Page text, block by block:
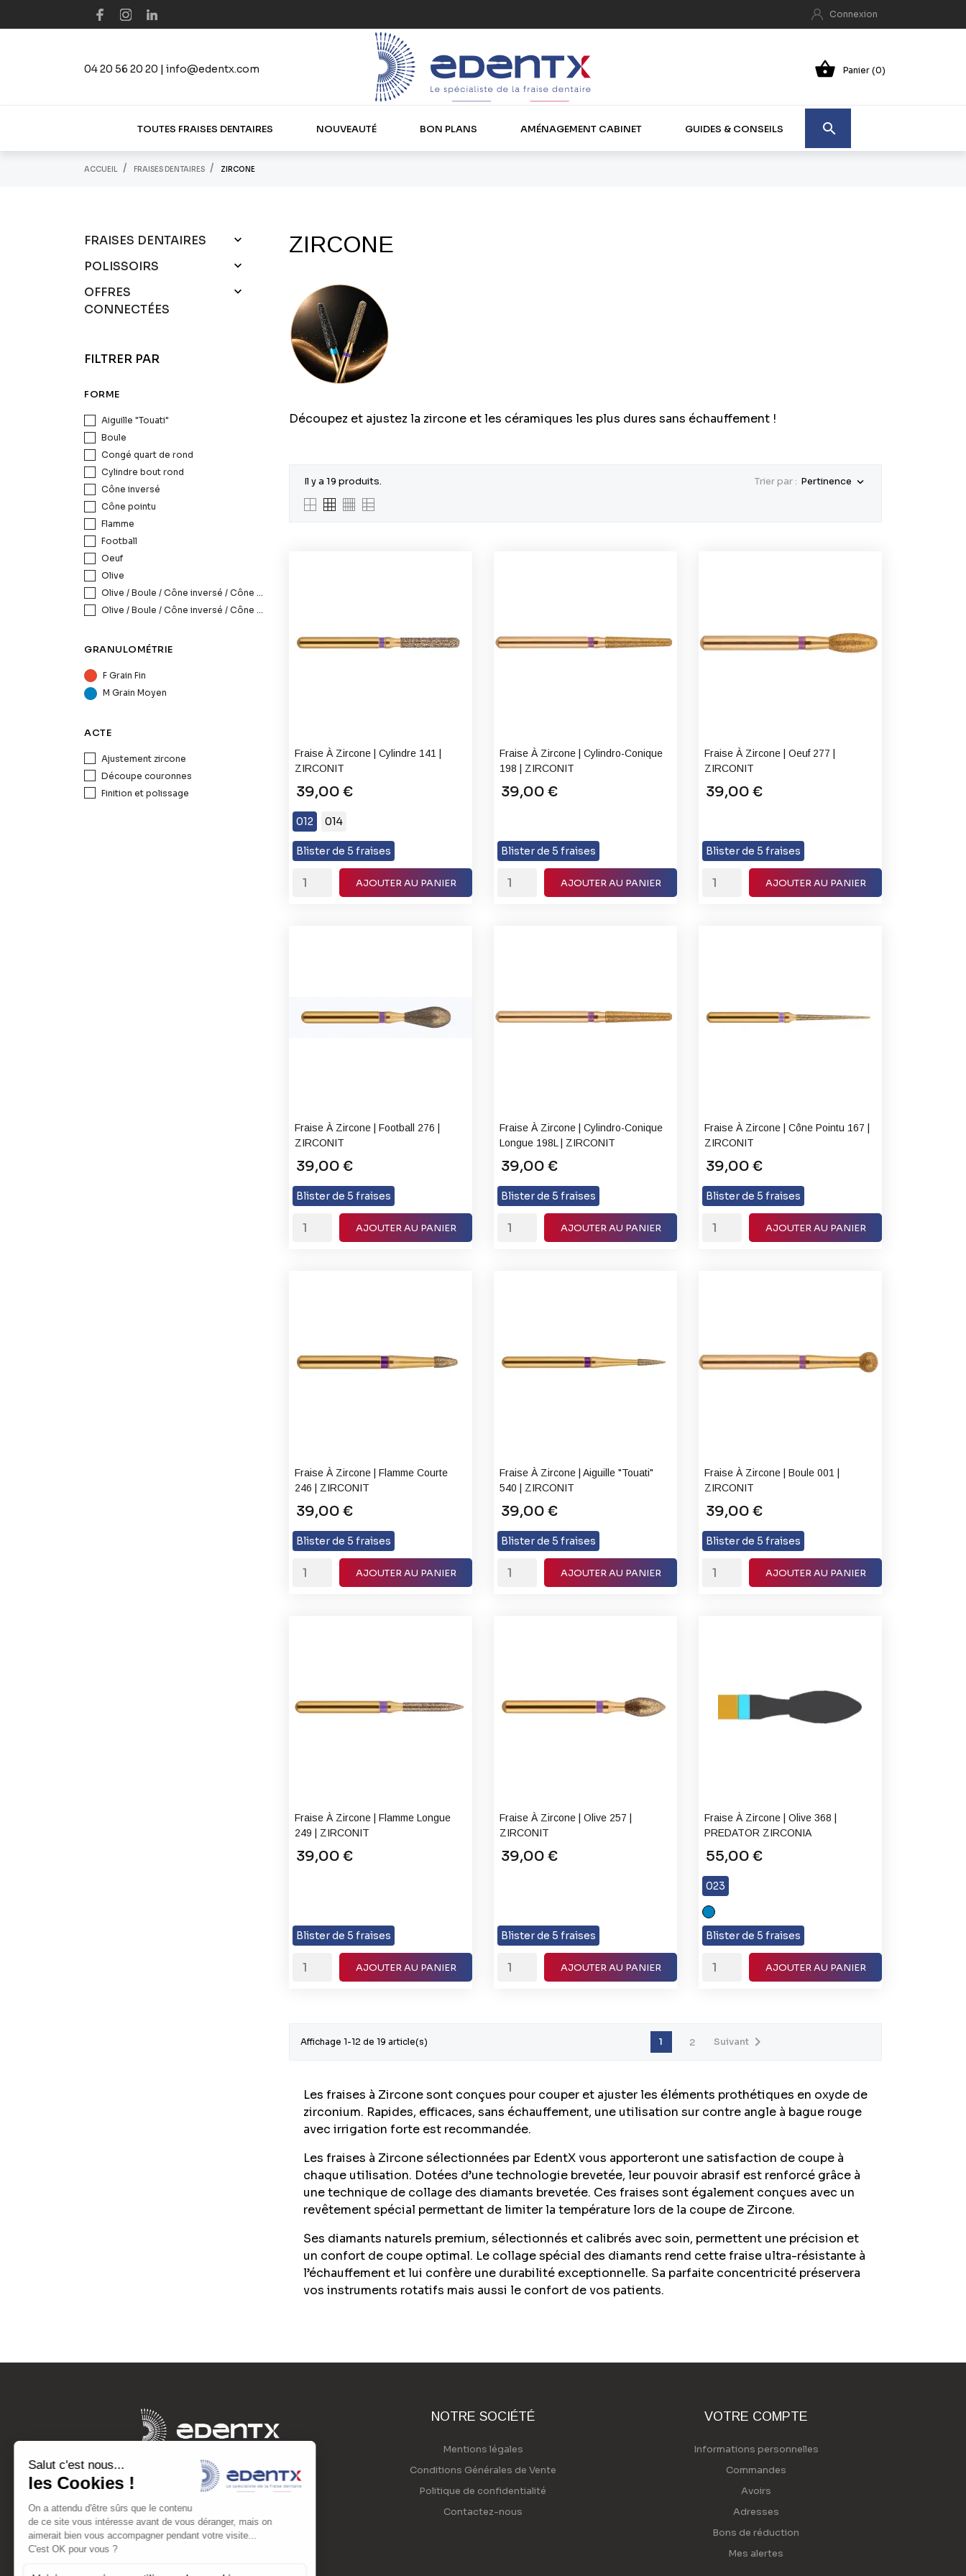
Connexion
04 20 56 20 20 | info@edentx.com  Panier (0)
TOUTES FRAISES DENTAIRES NOUVEAUTÉ BON PLANS AMÉNAGEMENT CABINET GUIDES & CONSEILS 
ACCUEIL FRAISES DENTAIRES ZIRCONE
FRAISES DENTAIRES 
POLISSOIRS 
OFFRES
CONNECTÉES

FILTRER PAR
FORME
Aiguille "Touati"
Boule
Congé quart de rond
Cylindre bout rond
Cône inversé
Cône pointu
Flamme
Football
Oeuf
Olive
Olive / Boule / Cône inversé / Cône bout rond
Olive / Boule / Cône inversé / Cône bout rond
GRANULOMÉTRIE
F Grain Fin
M Grain Moyen
ACTE
Ajustement zircone
Découpe couronnes
Finition et polissage
ZIRCONE
Découpez et ajustez la zircone et les céramiques les plus dures sans échauffement !
Il y a 19 produits. Trier par : Pertinence 
Fraise À Zircone | Cylindre 141 |
ZIRCONIT
39,00 €
012 014
Blister de 5 fraises
AJOUTER AU PANIER
Fraise À Zircone | Cylindro-Conique
198 | ZIRCONIT
39,00 €
Blister de 5 fraises
AJOUTER AU PANIER
Fraise À Zircone | Oeuf 277 |
ZIRCONIT
39,00 €
Blister de 5 fraises
AJOUTER AU PANIER
Fraise À Zircone | Football 276 |
ZIRCONIT
39,00 €
Blister de 5 fraises
AJOUTER AU PANIER
Fraise À Zircone | Cylindro-Conique
Longue 198L | ZIRCONIT
39,00 €
Blister de 5 fraises
AJOUTER AU PANIER
Fraise À Zircone | Cône Pointu 167 |
ZIRCONIT
39,00 €
Blister de 5 fraises
AJOUTER AU PANIER
Fraise À Zircone | Flamme Courte
246 | ZIRCONIT
39,00 €
Blister de 5 fraises
AJOUTER AU PANIER
Fraise À Zircone | Aiguille "Touati"
540 | ZIRCONIT
39,00 €
Blister de 5 fraises
AJOUTER AU PANIER
Fraise À Zircone | Boule 001 |
ZIRCONIT
39,00 €
Blister de 5 fraises
AJOUTER AU PANIER
Fraise À Zircone | Flamme Longue
249 | ZIRCONIT
39,00 €
Blister de 5 fraises
AJOUTER AU PANIER
Fraise À Zircone | Olive 257 |
ZIRCONIT
39,00 €
Blister de 5 fraises
AJOUTER AU PANIER
Fraise À Zircone | Olive 368 |
PREDATOR ZIRCONIA
55,00 €
023
M
Grain
Moyen
Blister de 5 fraises
AJOUTER AU PANIER
Affichage 1-12 de 19 article(s) 1 2 Suivant 
Les fraises à Zircone sont conçues pour couper et ajuster les éléments prothétiques en oxyde de
zirconium. Rapides, efficaces, sans échauffement, une utilisation sur contre angle à bague rouge
avec irrigation forte est recommandée.
Les fraises à Zircone sélectionnées par EdentX vous apporteront une satisfaction de coupe à
chaque utilisation. Dotées d’une technologie brevetée, leur pouvoir abrasif est renforcé grâce à
une technique de collage des diamants brevetée. Ces fraises sont également conçues avec un
revêtement spécial permettant de limiter la température lors de la coupe de Zircone.
Ses diamants naturels premium, sélectionnés et calibrés avec soin, permettent une précision et
un confort de coupe optimal. Le collage spécial des diamants rend cette fraise ultra-résistante à
l’échauffement et lui confère une durabilité exceptionnelle. Sa parfaite concentricité préservera
vos instruments rotatifs mais aussi le confort de vos patients.
NOTRE SOCIÉTÉ
Mentions légales
Conditions Générales de Vente
Politique de confidentialité
Contactez-nous
VOTRE COMPTE
Informations personnelles
Commandes
Avoirs
Adresses
Bons de réduction
Mes alertes